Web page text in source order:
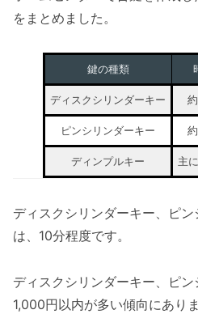
をまとめました。
鍵の種類
ディスクシリンダーキー
ピンシリンダーキー
ディンプルキー 主
ディスクシリンダーキー、ピ
は、10分程度です。
ディスクシリンダーキー、ピン
1,000円以内が多い傾向にありま